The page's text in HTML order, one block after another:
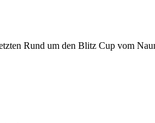
Rund um den Blitz Cup vom